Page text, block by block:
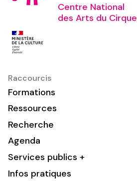
Centre National
des Arts du Cirque
Raccourcis
Formations
Ressources
Recherche
Agenda
Services publics +
Infos pratiques